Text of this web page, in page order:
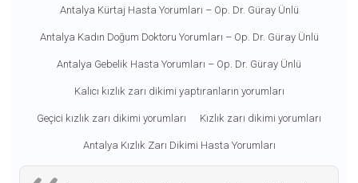
Antalya Kürtaj Hasta Yorumları – Op. Dr. Güray Ünlü
Antalya Kadın Doğum Doktoru Yorumları – Op. Dr. Güray Ünlü
Antalya Gebelik Hasta Yorumları – Op. Dr. Güray Ünlü
Kalıcı kızlık zarı dikimi yaptıranların yorumları
Geçici kızlık zarı dikimi yorumları Kızlık zarı dikimi yorumları
Antalya Kızlık Zarı Dikimi Hasta Yorumları